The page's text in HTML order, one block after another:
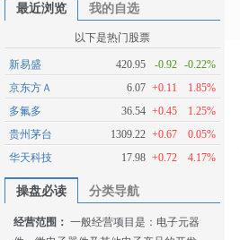
最近浏览 我的自选
以下是热门股票
新易盛 420.95 -0.92 -0.22%
京东方Ａ
6.07 +0.11
1.85%
多氟多
36.54 +0.45
1.25%
贵州茅台
1309.22 +0.67
0.05%
华天科技
17.98 +0.72 4.17%
操盘必读 分类导航
经营范围： 一般经营项目是：电子元器